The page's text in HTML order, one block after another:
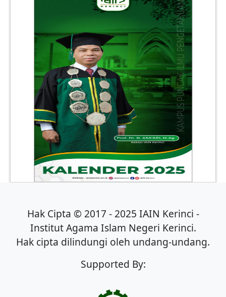
Hak Cipta © 2017 - 2025 IAIN Kerinci -
Institut Agama Islam Negeri Kerinci.
Hak cipta dilindungi oleh undang-undang.
Supported By: